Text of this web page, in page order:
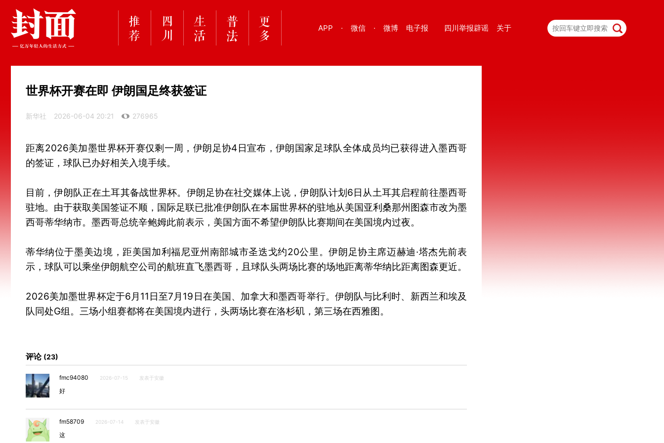
APP · 微信 · 微博 电子报 四川举报辟谣 关于
世界杯开赛在即 伊朗国足终获签证
新华社 2026-06-04 20:21 276965
距离2026美加墨世界杯开赛仅剩一周，伊朗足协4日宣布，伊朗国家足球队全体成员均已获得进入墨西哥
的签证，球队已办好相关入境手续。
目前，伊朗队正在土耳其备战世界杯。伊朗足协在社交媒体上说，伊朗队计划6日从土耳其启程前往墨西哥
驻地。由于获取美国签证不顺，国际足联已批准伊朗队在本届世界杯的驻地从美国亚利桑那州图森市改为墨
西哥蒂华纳市。墨西哥总统辛鲍姆此前表示，美国方面不希望伊朗队比赛期间在美国境内过夜。
蒂华纳位于墨美边境，距美国加利福尼亚州南部城市圣迭戈约20公里。伊朗足协主席迈赫迪·塔杰先前表
示，球队可以乘坐伊朗航空公司的航班直飞墨西哥，且球队头两场比赛的场地距离蒂华纳比距离图森更近。
2026美加墨世界杯定于6月11日至7月19日在美国、加拿大和墨西哥举行。伊朗队与比利时、新西兰和埃及
队同处G组。三场小组赛都将在美国境内进行，头两场比赛在洛杉矶，第三场在西雅图。
评论 23
fmc94080 2026-07-15 发表于安徽
好
fm58709 2026-07-14 发表于安徽
这